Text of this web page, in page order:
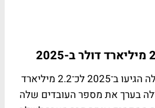
לפי החברה, ההכנסות שלה הגיעו ב־2025 לכ־2.2 מיליארד
בערך את מספר העובדים שלה